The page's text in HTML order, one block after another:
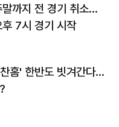
까지 전 경기 취소…
후 7시 경기 시작
홈' 한반도 빗겨간다…